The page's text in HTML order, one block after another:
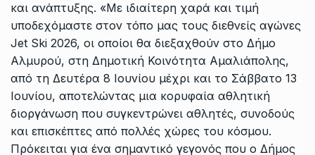
και ανάπτυξης. «Με ιδιαίτερη χαρά και τιμή
υποδεχόμαστε στον τόπο μας τους διεθνείς αγώνες
Jet Ski 2026, οι οποίοι θα διεξαχθούν στο Δήμο
Αλμυρού, στη Δημοτική Κοινότητα Αμαλιάπολης,
από τη Δευτέρα 8 Ιουνίου μέχρι και το Σάββατο 13
Ιουνίου, αποτελώντας μια κορυφαία αθλητική
διοργάνωση που συγκεντρώνει αθλητές, συνοδούς
και επισκέπτες από πολλές χώρες του κόσμου.
Πρόκειται για ένα σημαντικό γεγονός που ο Δήμος